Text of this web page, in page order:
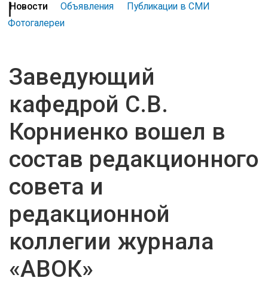
Новости Объявления
Публикации в СМИ
Фотогалереи
Заведующий
кафедрой С.В.
Корниенко вошел в
состав редакционного
совета и
редакционной
коллегии журнала
«АВОК»